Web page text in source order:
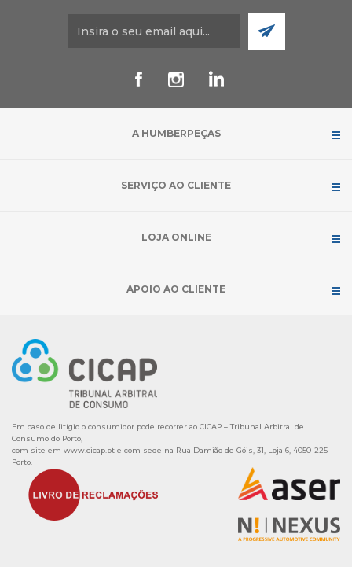
A HUMBERPEÇAS
SERVIÇO AO CLIENTE
LOJA ONLINE
APOIO AO CLIENTE
Em caso de litígio o consumidor pode recorrer ao CICAP – Tribunal Arbitral de
Consumo do Porto,
com site em www.cicap.pt e com sede na Rua Damião de Góis, 31, Loja 6, 4050-225
Porto.